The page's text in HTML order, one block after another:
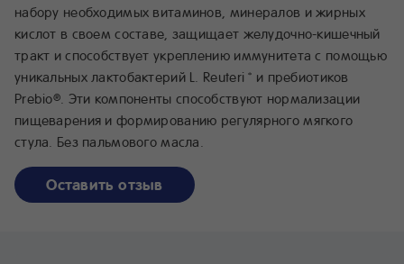
набору необходимых витаминов, минералов и жирных
кислот в своем составе, защищает желудочно-кишечный
тракт и способствует укреплению иммунитета с помощью
уникальных лактобактерий L. Reuteri* и пребиотиков
Prebio®. Эти компоненты способствуют нормализации
пищеварения и формированию регулярного мягкого
стула. Без пальмового масла.
Оставить отзыв